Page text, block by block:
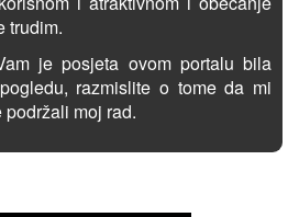
trudim.
je posjeta ovom portalu bila
razmislite o tome da mi
moj rad.